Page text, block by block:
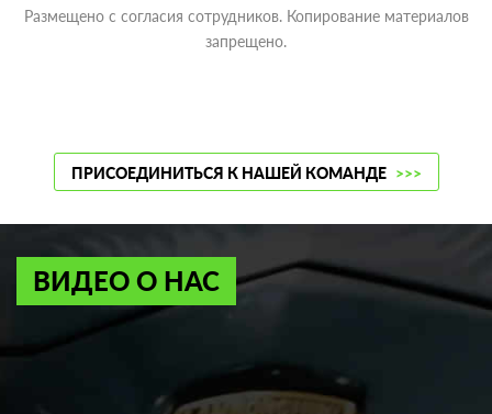
Размещено с согласия сотрудников. Копирование материалов
запрещено.
ПРИСОЕДИНИТЬСЯ К НАШЕЙ КОМАНДЕ >>>
ВИДЕО О НАС